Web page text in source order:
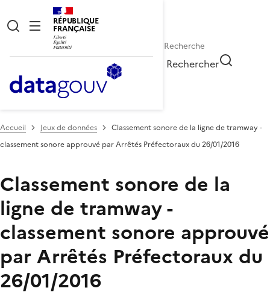
RÉPUBLIQUE
FRANÇAISE
Rechercher
Accueil Jeux de données
Classement sonore de la ligne de tramway -
classement sonore approuvé par Arrêtés Préfectoraux du 26/01/2016
Classement sonore de la
ligne de tramway -
classement sonore approuvé
par Arrêtés Préfectoraux du
26/01/2016